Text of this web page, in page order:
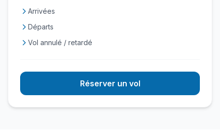
Arrivées
Départs
Vol annulé / retardé
Réserver un vol